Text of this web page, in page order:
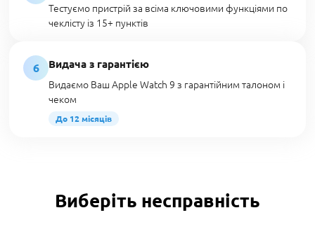
Тестуємо пристрій за всіма ключовими функціями по
чеклісту із 15+ пунктів
6
Видача з гарантією
Видаємо Ваш Apple Watch 9 з гарантійним талоном і
чеком
До 12 місяців
Виберіть несправність